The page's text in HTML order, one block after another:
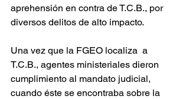
aprehensión en contra de T.C.B., por
diversos delitos de alto impacto.
Una vez que la FGEO localiza  a
T.C.B., agentes ministeriales dieron
cumplimiento al mandato judicial,
cuando éste se encontraba sobre la